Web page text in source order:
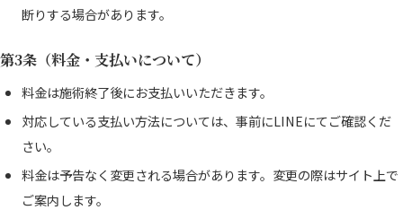
断りする場合があります。
第3条（料金・支払いについて）
料金は施術終了後にお支払いいただきます。
対応している支払い方法については、事前にLINEにてご確認くだ
さい。
料金は予告なく変更される場合があります。変更の際はサイト上で
ご案内します。